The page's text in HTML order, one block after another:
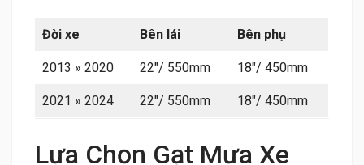
Đời xe Bên lái Bên phụ
2013 » 2020 22″/ 550mm 18″/ 450mm
2021 » 2024 22″/ 550mm 18″/ 450mm
Lựa Chọn Gạt Mưa Xe